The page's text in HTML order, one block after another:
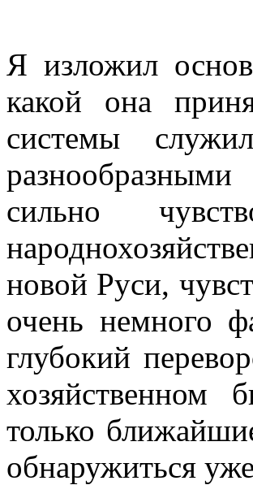
Я изложил
какой она
системы
сильно
новой Руси,
очень немного
глубокий
хозяйственном
только
обнаружиться